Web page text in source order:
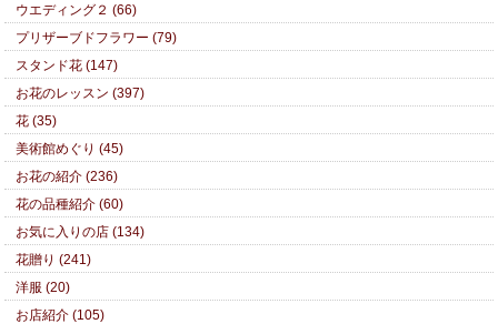
ウエディング２ (66)
プリザーブドフラワー (79)
スタンド花 (147)
お花のレッスン (397)
花 (35)
美術館めぐり (45)
お花の紹介 (236)
花の品種紹介 (60)
お気に入りの店 (134)
花贈り (241)
洋服 (20)
お店紹介 (105)